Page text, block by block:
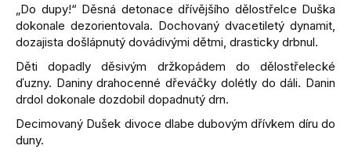
„Do dupy!“ Děsná detonace dřívějšího dělostřelce Duška
dokonale dezorientovala. Dochovaný dvacetiletý dynamit,
dozajista došlápnutý dovádivými dětmi, drasticky drbnul.
Děti dopadly děsivým držkopádem do dělostřelecké
ďuzny. Daniny drahocenné dřeváčky dolétly do dáli. Danin
drdol dokonale dozdobil dopadnutý drn.
Decimovaný Dušek divoce dlabe dubovým dřívkem díru do
duny.